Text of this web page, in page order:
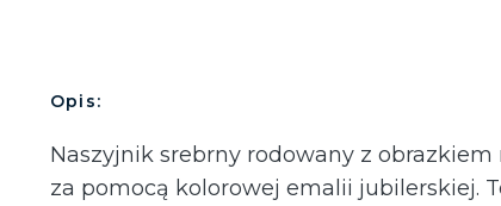
Opis:
Naszyjnik srebrny rodowany z obrazkiem
za pomocą kolorowej emalii jubilerskiej.